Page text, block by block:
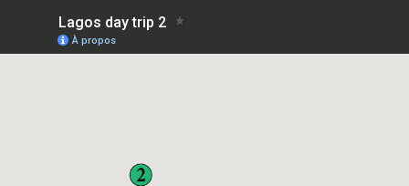
Lagos day trip 2
À propos